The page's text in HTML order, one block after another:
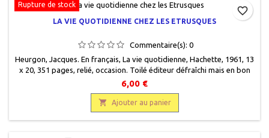
Rupture de stock
LA VIE QUOTIDIENNE CHEZ LES ETRUSQUES
Commentaire(s): 0
Heurgon, Jacques. En français, La vie quotidienne, Hachette, 1961, 13
x 20, 351 pages, relié, occasion. Toilé éditeur défraîchi mais en bon
état, jaquette défraîchie.
6,00 €
 Ajouter au panier
favorite_border